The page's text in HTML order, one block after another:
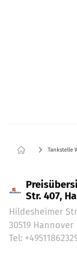
Tankstelle
Str. 407,
Hildesheimer
30519 Hannover
Tel: